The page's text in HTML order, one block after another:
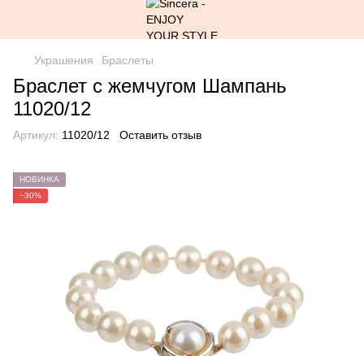
Украшения Браслеты
Браслет с жемчугом Шампань
11020/12
Артикул: 11020/12 Оставить отзыв
НОВИНКА
−30%